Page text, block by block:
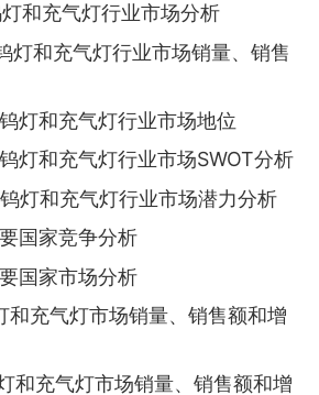
和充气灯行业市场分析
灯和充气灯行业市场销量、销售
灯和充气灯行业市场地位
灯和充气灯行业市场SWOT分析
灯和充气灯行业市场潜力分析
国家竞争分析
国家市场分析
和充气灯市场销量、销售额和增
和充气灯市场销量、销售额和增